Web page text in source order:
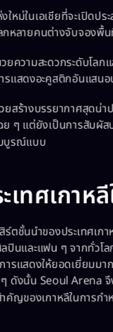
หม่ในเอเชียที่จะเปิด
กหลายคนต่างจับจองพื้
ความสะดวกระดับโลก
แสดงอะคูสติกอันแสน
ร้างบรรยากาศสุดน่า
ย ๆ แต่ยังเป็นการสัม
บูรณ์แบบ
ทศเกาหลี
ชั้นนำของประเทศเกา
นและแฟน ๆ จากทั่วโ
ารแสดงให้ยอดเยี่ยมม
ดังนั้น Seoul
ญของเกาหลีในการก